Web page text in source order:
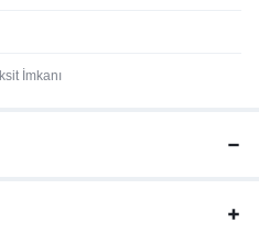
İmkanı